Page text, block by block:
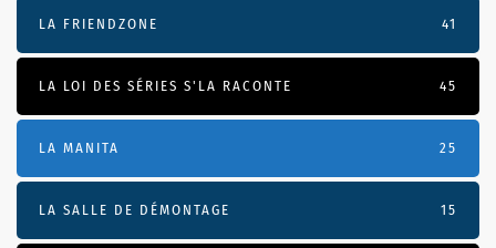
LA FRIENDZONE 41
LA LOI DES SÉRIES S'LA RACONTE 45
LA MANITA 25
LA SALLE DE DÉMONTAGE 15